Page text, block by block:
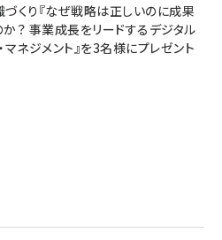
づくり『なぜ戦略は正しいのに成果
？ 事業成長をリードするデジタル
マネジメント』を3名様にプレゼント